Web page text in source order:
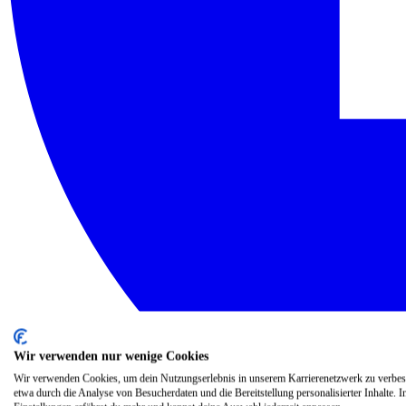
Wir verwenden nur wenige Cookies
Wir verwenden Cookies, um dein Nutzungserlebnis in unserem Karrierenetzwerk zu
etwa durch die Analyse von Besucherdaten und die Bereitstellung personalisierter Inhalte.